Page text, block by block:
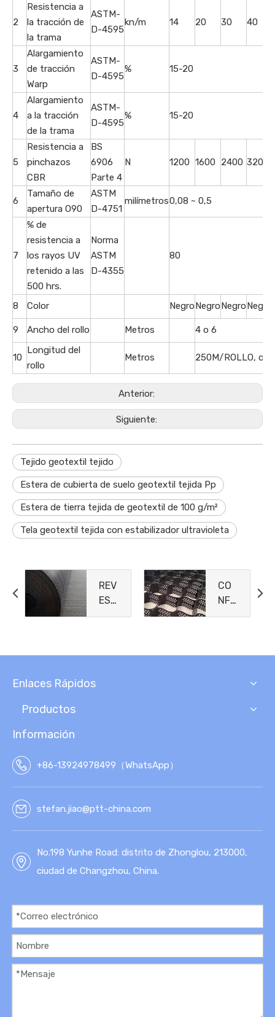
2
Resistencia a
la tracción de
la trama
ASTM-
D-4595
kn/m 14 20 30 40
3
Alargamiento
de tracción
Warp
ASTM-
D-4595
% 15-20
4
Alargamiento
a la tracción
de la trama
ASTM-
D-4595
% 15-20
5
Resistencia a
pinchazos
CBR
BS
6906
Parte 4
N 1200 1600 2400 3200
6
Tamaño de
apertura O90
ASTM
D-4751
milímetros0,08 ~ 0,5
7
% de
resistencia a
los rayos UV
retenido a las
500 hrs.
Norma
ASTM
D-4355
80
8 Color NegroNegroNegroNegro
9 Ancho del rollo Metros 4 o 6
10
Longitud del
rollo
Metros 250M/ROLLO, o
Anterior:
Siguiente:
Tejido geotextil tejido
Estera de cubierta de suelo geotextil tejida Pp
Estera de tierra tejida de geotextil de 100 g/m²
Tela geotextil tejida con estabilizador ultravioleta
REV
EST
IMIE
DE
ICA
CO
NFI
NA
CEL
Enlaces Rápidos
Productos
Información
+86-13924978499（WhatsApp）
stefan.jiao@ptt-china.com
No.198 Yunhe Road: distrito de Zhonglou, 213000,
ciudad de Changzhou, China.